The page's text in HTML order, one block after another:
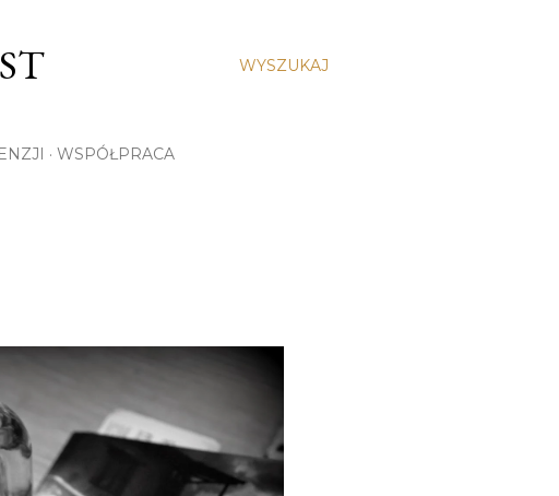
WYSZUKAJ
WSPÓŁPRACA